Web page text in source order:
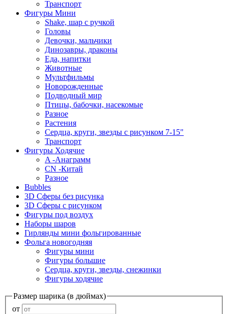
Транспорт
Фигуры Мини
Shake, шар с ручкой
Головы
Девочки, мальчики
Динозавры, драконы
Еда, напитки
Животные
Мультфильмы
Новорожденные
Подводный мир
Птицы, бабочки, насекомые
Разное
Растения
Сердца, круги, звезды с рисунком 7-15"
Транспорт
Фигуры Ходячие
A -Анаграмм
CN -Китай
Разное
Bubbles
3D Сферы без рисунка
3D Сферы с рисунком
Фигуры под воздух
Наборы шаров
Гирлянды мини фольгированные
Фольга новогодняя
Фигуры мини
Фигуры большие
Сердца, круги, звезды, снежинки
Фигуры ходячие
Размер шарика (в дюймах)
от